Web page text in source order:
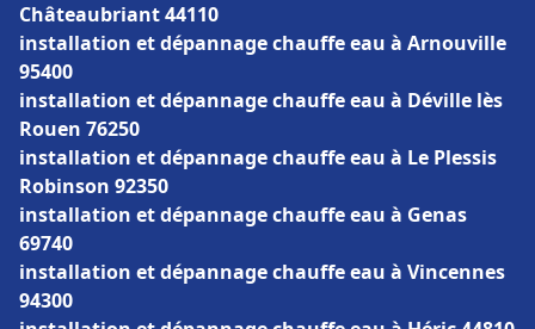
Châteaubriant 44110
installation et dépannage chauffe eau à Arnouville
95400
installation et dépannage chauffe eau à Déville lès
Rouen 76250
installation et dépannage chauffe eau à Le Plessis
Robinson 92350
installation et dépannage chauffe eau à Genas
69740
installation et dépannage chauffe eau à Vincennes
94300